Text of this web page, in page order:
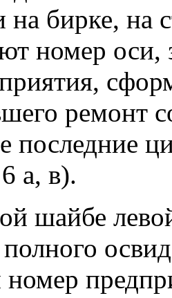
на бирке, на
номер оси,
ремонт
последние
а, в).
шайбе